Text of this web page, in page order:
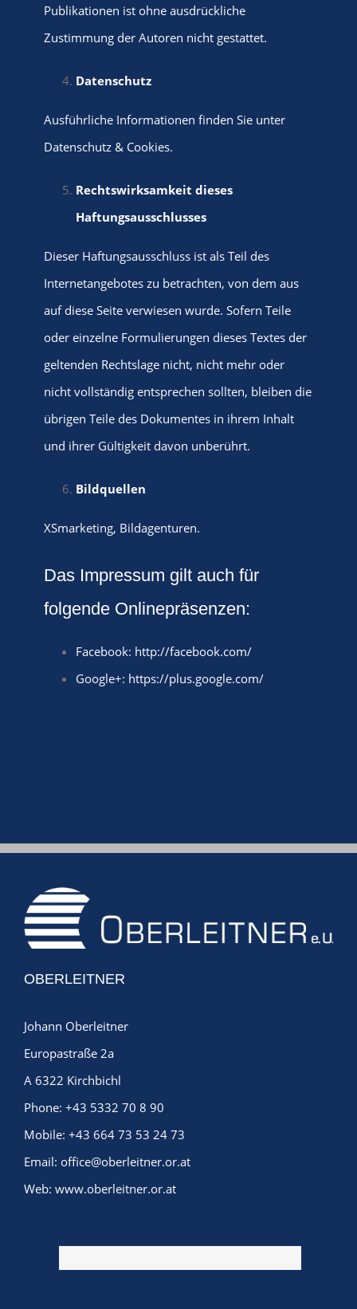
Publikationen ist ohne ausdrückliche
Zustimmung der Autoren nicht gestattet.
Datenschutz
Ausführliche Informationen finden Sie unter
Datenschutz & Cookies.
Rechtswirksamkeit dieses
Haftungsausschlusses
Dieser Haftungsausschluss ist als Teil des
Internetangebotes zu betrachten, von dem aus
auf diese Seite verwiesen wurde. Sofern Teile
oder einzelne Formulierungen dieses Textes der
geltenden Rechtslage nicht, nicht mehr oder
nicht vollständig entsprechen sollten, bleiben die
übrigen Teile des Dokumentes in ihrem Inhalt
und ihrer Gültigkeit davon unberührt.
Bildquellen
XSmarketing, Bildagenturen.
Das Impressum gilt auch für
folgende Onlinepräsenzen:
Facebook: http://facebook.com/
Google+: https://plus.google.com/
OBERLEITNER
Johann Oberleitner
Europastraße 2a
A 6322 Kirchbichl
Phone: +43 5332 70 8 90
Mobile: +43 664 73 53 24 73
Email: office@oberleitner.or.at
Web: www.oberleitner.or.at